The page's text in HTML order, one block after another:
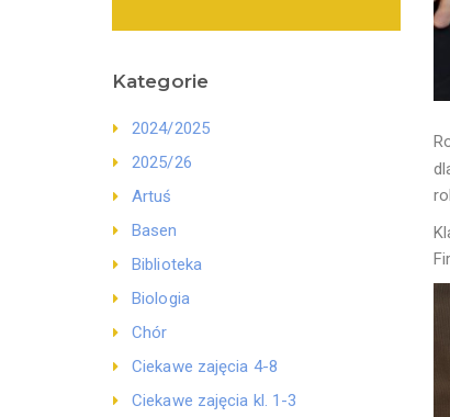
Kategorie
2024/2025
2025/26
Artuś
Basen
Biblioteka
Biologia
Chór
Ciekawe zajęcia 4-8
Ciekawe zajęcia kl. 1-3